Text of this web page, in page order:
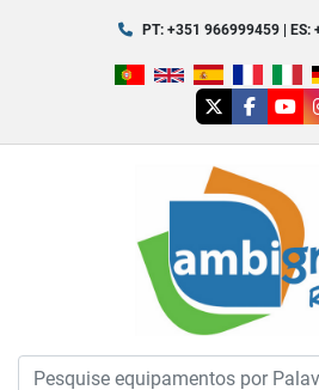
PT: +351 966999459 | ES:
twitter